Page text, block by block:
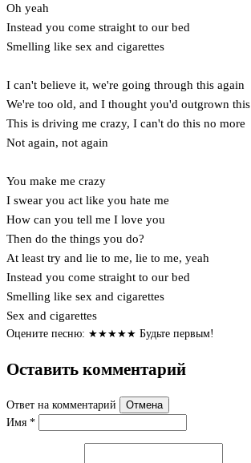
Oh yeah
Instead you come straight to our bed
Smelling like sex and cigarettes
I can't believe it, we're going through this again
We're too old, and I thought you'd outgrown this
This is driving me crazy, I can't do this no more
Not again, not again
You make me crazy
I swear you act like you hate me
How can you tell me I love you
Then do the things you do?
At least try and lie to me, lie to me, yeah
Instead you come straight to our bed
Smelling like sex and cigarettes
Sex and cigarettes
Оцените песню: ★★★★★ Будьте первым!
Оставить комментарий
Ответ на комментарий
Отмена
Имя *